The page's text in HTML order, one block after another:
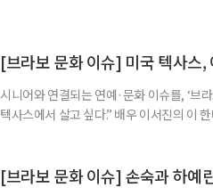
[브라보 문화 이슈] 미국 텍사스,
시니어와 연결되는 연예·문화 이슈를, ‘브
텍사스에서 살고 싶다.” 배우 이서진의 이
PD가 함께하는 미국 텍사스 방랑기다. 사
[브라보 문화 이슈] 손숙과 하예